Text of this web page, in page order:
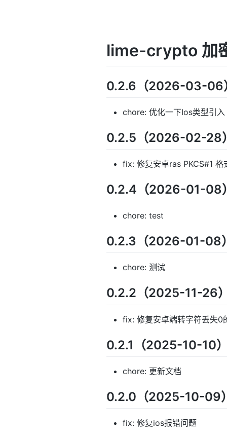
lime-crypto 加
0.2.6（2026-03-06
chore: 优化一下Ios类型引入
0.2.5（2026-02-28
fix: 修复安卓ras PKCS#1 格
0.2.4（2026-01-08
chore: test
0.2.3（2026-01-08
chore: 测试
0.2.2（2025-11-26
fix: 修复安卓端转字符丢失0
0.2.1（2025-10-10
chore: 更新文档
0.2.0（2025-10-09
fix: 修复ios报错问题